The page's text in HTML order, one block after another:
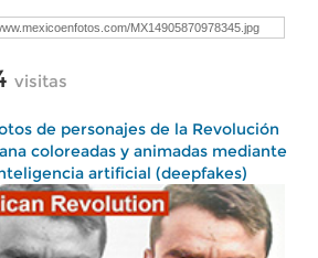
visitas
de personajes de la Revolución
coloreadas y animadas mediante
artificial (deepfakes)